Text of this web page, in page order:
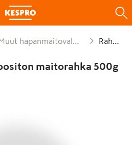
Muut hapanmaitovalmisteet Rahkat
maitorahka 500g